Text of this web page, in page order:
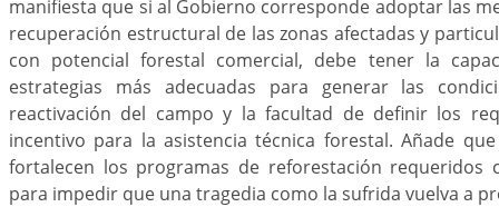
manifiesta que si al Gobierno corresponde adoptar las
recuperación estructural de las zonas afectadas y
con potencial forestal comercial, debe tener la
estrategias más adecuadas para generar las
reactivación del campo y la facultad de definir los
incentivo para la asistencia técnica forestal. Añade
fortalecen los programas de reforestación requeridos
para impedir que una tragedia como la sufrida vuelva a